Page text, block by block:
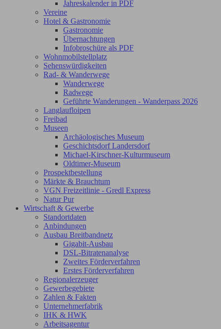
Jahreskalender in PDF
Vereine
Hotel & Gastronomie
Gastronomie
Übernachtungen
Infobroschüre als PDF
Wohnmobilstellplatz
Sehenswürdigkeiten
Rad- & Wanderwege
Wanderwege
Radwege
Geführte Wanderungen - Wanderpass 2026
Langlaufloipen
Freibad
Museen
Archäologisches Museum
Geschichtsdorf Landersdorf
Michael-Kirschner-Kulturmuseum
Oldtimer-Museum
Prospektbestellung
Märkte & Brauchtum
VGN Freizeitlinie - Gredl Express
Natur Pur
Wirtschaft & Gewerbe
Standortdaten
Anbindungen
Ausbau Breitbandnetz
Gigabit-Ausbau
DSL-Bitratenanalyse
Zweites Förderverfahren
Erstes Förderverfahren
Regionalerzeuger
Gewerbegebiete
Zahlen & Fakten
Unternehmerfabrik
IHK & HWK
Arbeitsagentur